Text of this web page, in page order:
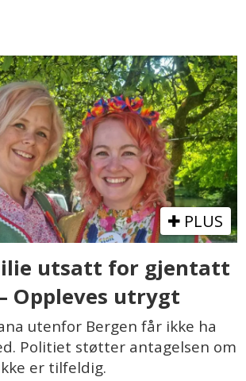
PLUS
utsatt for gjentatt
Oppleves utrygt
utenfor Bergen får ikke ha
Politiet støtter antagelsen om
er tilfeldig.